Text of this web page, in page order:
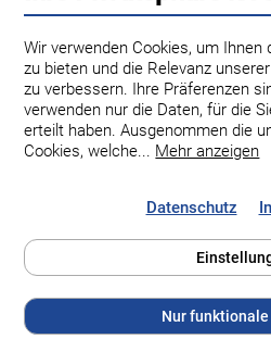
Familie Brugger
Hinter
8545
Wir verwenden Cookies, um
zu bieten und die Relevanz
zu verbessern. Ihre Präferenzen
verwenden nur die Daten, für die
erteilt haben. Ausgenommen die
Cookies, welche... Mehr anzeigen
Datenschutz
Nur funktionale